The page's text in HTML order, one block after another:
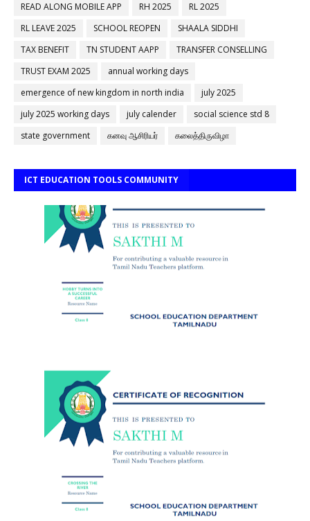
READ ALONG MOBILE APP
RH 2025
RL 2025
RL LEAVE 2025
SCHOOL REOPEN
SHAALA SIDDHI
TAX BENEFIT
TN STUDENT AAPP
TRANSFER CONSELLING
TRUST EXAM 2025
annual working days
emergence of new kingdom in north india
july 2025
july 2025 working days
july calender
social science std 8
state government
கனவு ஆசிரியர் கலைத்திருவிழா
ICT EDUCATION TOOLS COMMUNITY